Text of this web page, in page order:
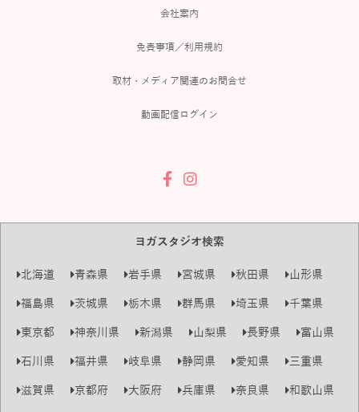
会社案内
免責事項／利用規約
取材・メディア関連のお問合せ
動画配信ログイン
ヨガスタジオ検索
北海道 青森県 岩手県 宮城県 秋田県
山形県
福島県
茨城県 栃木県 群馬県 埼玉県
千葉県
東京都
神奈川県 新潟県 山梨県 長野県
富山県
石川県
福井県 岐阜県 静岡県 愛知県
三重県
滋賀県
京都府 大阪府 兵庫県 奈良県
和歌山県